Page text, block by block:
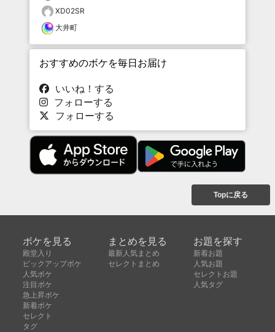
XD02SR
大井町
おすすめのボケを毎日お届け
いいね！する
フォローする
フォローする
Topに戻る
ボケを見る
殿堂入り
ピックアップボケ
人気ボケ
注目ボケ
急上昇ボケ
新着ボケ
セレクト
タグ
まとめを見る
最新人気まとめ
セレクトまとめ
お題を探す
新着お題
人気お題
セレクトお題
人気タグ